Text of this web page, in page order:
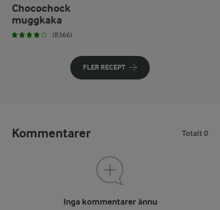
Chocochock
muggkaka
(8366)
FLER RECEPT
Kommentarer Totalt 0
Inga kommentarer ännu